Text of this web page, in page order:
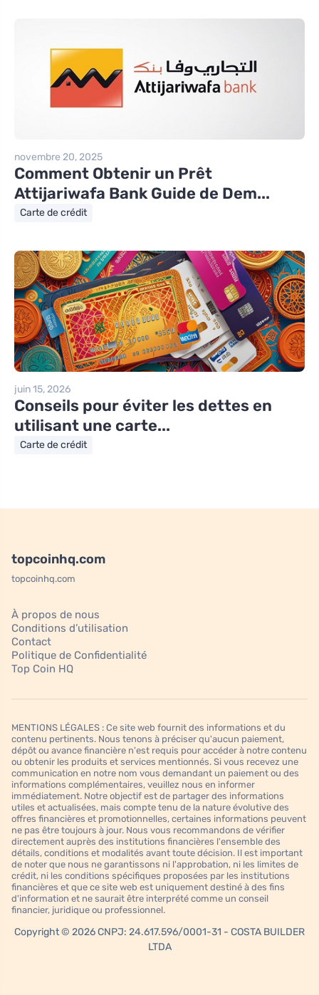
novembre 20, 2025
Comment Obtenir un Prêt
Attijariwafa Bank Guide de Dem...
Carte de crédit
juin 15, 2026
Conseils pour éviter les dettes en
utilisant une carte...
Carte de crédit
topcoinhq.com
topcoinhq.com
À propos de nous
Conditions d’utilisation
Contact
Politique de Confidentialité
Top Coin HQ
MENTIONS LÉGALES : Ce site web fournit des informations et du
contenu pertinents. Nous tenons à préciser qu'aucun paiement,
dépôt ou avance financière n'est requis pour accéder à notre contenu
ou obtenir les produits et services mentionnés. Si vous recevez une
communication en notre nom vous demandant un paiement ou des
informations complémentaires, veuillez nous en informer
immédiatement. Notre objectif est de partager des informations
utiles et actualisées, mais compte tenu de la nature évolutive des
offres financières et promotionnelles, certaines informations peuvent
ne pas être toujours à jour. Nous vous recommandons de vérifier
directement auprès des institutions financières l'ensemble des
détails, conditions et modalités avant toute décision. Il est important
de noter que nous ne garantissons ni l'approbation, ni les limites de
crédit, ni les conditions spécifiques proposées par les institutions
financières et que ce site web est uniquement destiné à des fins
d'information et ne saurait être interprété comme un conseil
financier, juridique ou professionnel.
Copyright © 2026 CNPJ: 24.617.596/0001-31 - COSTA BUILDER
LTDA